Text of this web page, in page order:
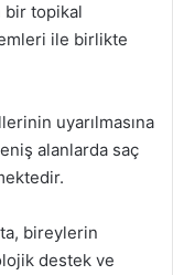
bir topikal
ile birlikte
uyarılmasına
alanlarda saç
bireylerin
destek ve